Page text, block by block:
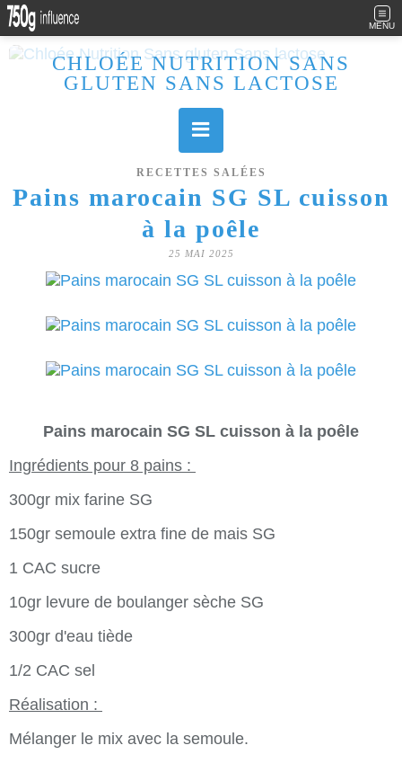
MENU
CHLOÉE NUTRITION SANS
GLUTEN SANS LACTOSE
RECETTES SALÉES
Pains marocain SG SL cuisson
à la poêle
25 MAI 2025
Pains marocain SG SL cuisson à la poêle
Ingrédients pour 8 pains :
300gr mix farine SG
150gr semoule extra fine de mais SG
1 CAC sucre
10gr levure de boulanger sèche SG
300gr d'eau tiède
1/2 CAC sel
Réalisation :
Mélanger le mix avec la semoule.